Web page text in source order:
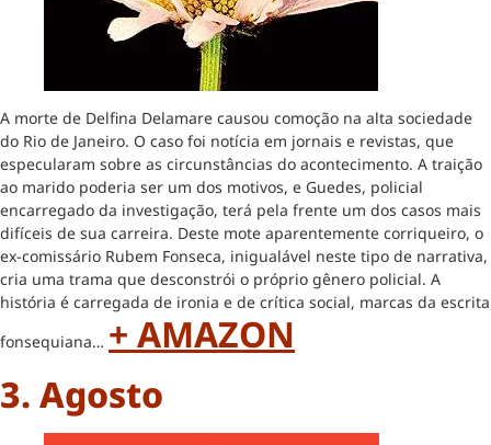
A morte de Delfina Delamare causou comoção na alta sociedade
do Rio de Janeiro. O caso foi notícia em jornais e revistas, que
especularam sobre as circunstâncias do acontecimento. A traição
ao marido poderia ser um dos motivos, e Guedes, policial
encarregado da investigação, terá pela frente um dos casos mais
difíceis de sua carreira. Deste mote aparentemente corriqueiro, o
ex-comissário Rubem Fonseca, inigualável neste tipo de narrativa,
cria uma trama que desconstrói o próprio gênero policial. A
história é carregada de ironia e de crítica social, marcas da escrita
fonsequiana… + AMAZON
3. Agosto